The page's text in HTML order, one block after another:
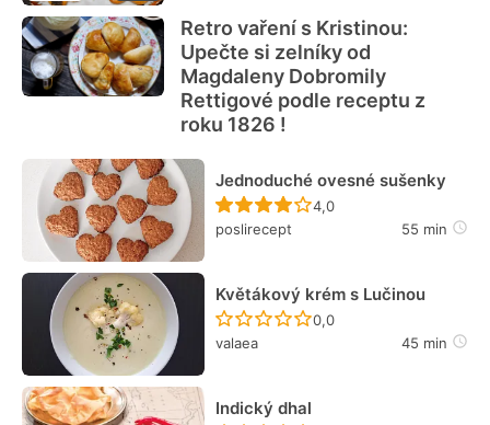
Retro vaření s Kristinou:
Upečte si zelníky od
Magdaleny Dobromily
Rettigové podle receptu z
roku 1826 !
Jednoduché ovesné sušenky
Recept ještě nebyl
4,0
poslirecept
55 min
Květákový krém s Lučinou
Recept ještě nebyl
0,0
valaea
45 min
Indický dhal